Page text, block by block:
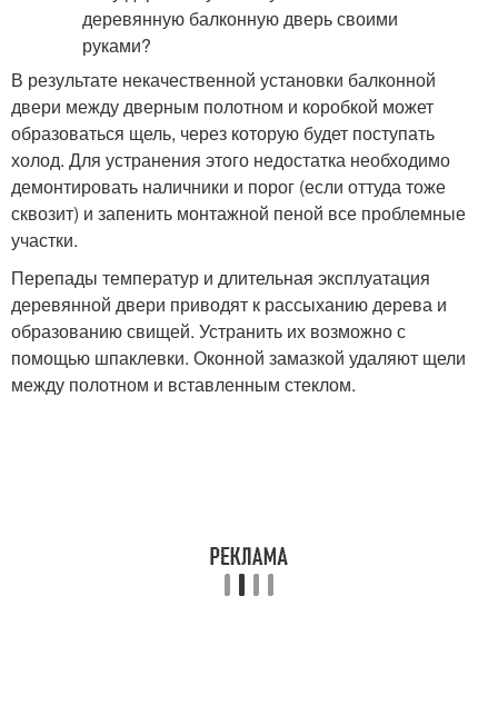
В результате некачественной установки балконной
двери между дверным полотном и коробкой может
образоваться щель, через которую будет поступать
холод. Для устранения этого недостатка необходимо
демонтировать наличники и порог (если оттуда тоже
сквозит) и запенить монтажной пеной все проблемные
участки.
Перепады температур и длительная эксплуатация
деревянной двери приводят к рассыханию дерева и
образованию свищей. Устранить их возможно с
помощью шпаклевки. Оконной замазкой удаляют щели
между полотном и вставленным стеклом.